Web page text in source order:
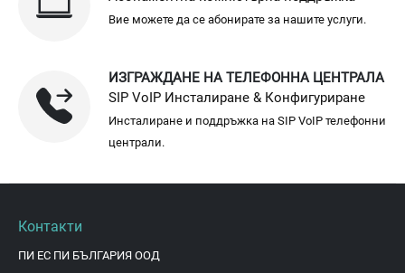
Вие можете да се абонирате за нашите услуги.
ИЗГРАЖДАНЕ НА ТЕЛЕФОННА ЦЕНТРАЛА
SIP VoIP Инсталиране & Конфигуриране
Инсталиране и поддръжка на SIP VoIP телефонни
централи.
Контакти
ПИ ЕС ПИ БЪЛГАРИЯ ООД